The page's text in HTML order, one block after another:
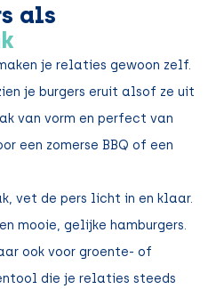
als
je relaties gewoon zelf.
je burgers eruit alsof ze uit
van vorm en perfect van
een zomerse BBQ of een
vet de pers licht in en klaar.
mooie, gelijke hamburgers.
ook voor groente- of
die je relaties steeds